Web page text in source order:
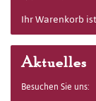
Ihr Warenkorb
Aktuelles
Besuchen Sie uns: